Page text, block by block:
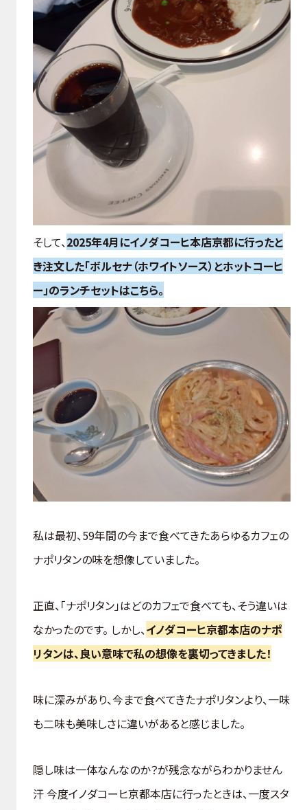
そして、2025年4月にイノダコーヒ本店京都に行ったと
き注文した「ボルセナ（ホワイトソース）とホットコーヒ
ー」のランチセットはこちら。
私は最初、59年間の今まで食べてきたあらゆるカフェの
ナポリタンの味を想像していました。
正直、「ナポリタン」はどのカフェで食べても、そう違いは
なかったのです。 しかし、イノダコーヒ京都本店のナポ
リタンは、良い意味で私の想像を裏切ってきました！
味に深みがあり、今まで食べてきたナポリタンより、一味
も二味も美味しさに違いがあると感じました。
隠し味は一体なんなのか？が残念ながらわかりません
汗 今度イノダコーヒ京都本店に行ったときは、一度スタ